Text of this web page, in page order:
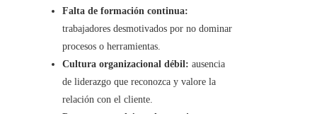
Falta de formación continua:
trabajadores desmotivados por no dominar
procesos o herramientas.
Cultura organizacional débil: ausencia
de liderazgo que reconozca y valore la
relación con el cliente.